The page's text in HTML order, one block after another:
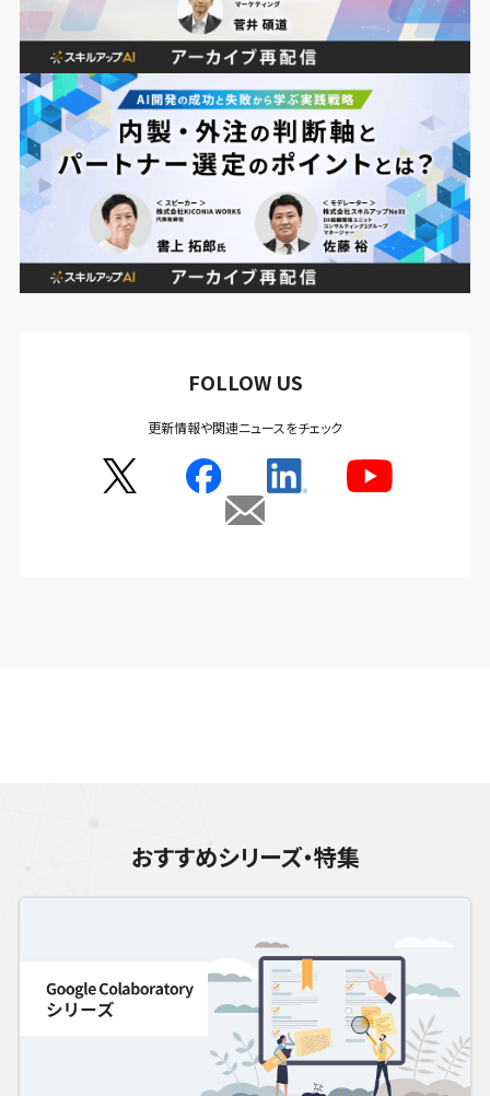
FOLLOW US
更新情報や関連ニュースをチェック
おすすめシリーズ・特集